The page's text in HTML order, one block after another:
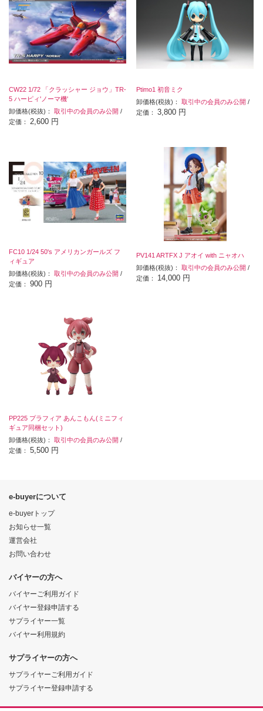
CW22 1/72 「クラッシャー ジョウ」TR-
5 ハーピィ'ノーマ機'
卸価格(税抜)： 取引中の会員のみ公開 /
定価： 2,600 円
Ptimo1 初音ミク
卸価格(税抜)：取引中の会員のみ公開 /
定価：3,800 円
FC10 1/24 50's アメリカンガールズ フ
ィギュア
卸価格(税抜)： 取引中の会員のみ公開 /
定価： 900 円
PV141 ARTFX J アオイ with ニャオハ
卸価格(税抜)：取引中の会員のみ公開 /
定価： 14,000 円
PP225 プラフィア あんこもん(ミニフィ
ギュア同梱セット)
卸価格(税抜)： 取引中の会員のみ公開 /
定価： 5,500 円
e-buyerについて
e-buyerトップ
お知らせ一覧
運営会社
お問い合わせ
バイヤーの方へ
バイヤーご利用ガイド
バイヤー登録申請する
サプライヤー一覧
バイヤー利用規約
サプライヤーの方へ
サプライヤーご利用ガイド
サプライヤー登録申請する